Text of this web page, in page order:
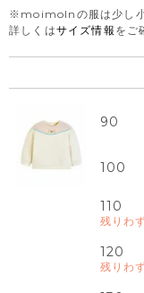
※moimolnの服は少し小
詳しくはサイズ情報 をご
90
100
110
残りわ
120
残りわ